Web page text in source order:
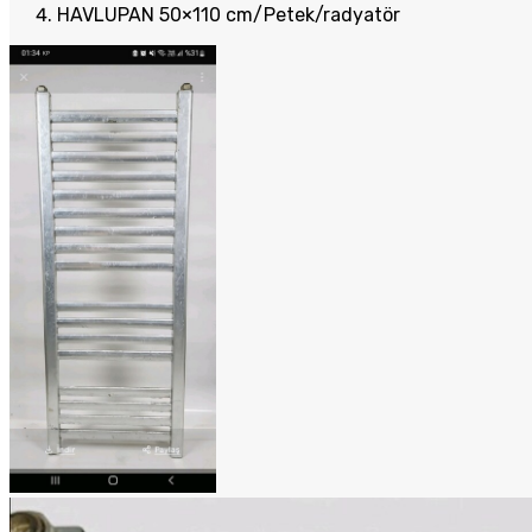
HAVLUPAN 50×110 cm/Petek/radyatör